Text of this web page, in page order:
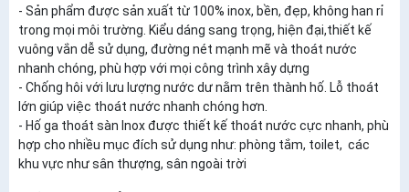
- Sản phẩm được sản xuất từ 100% inox, bền, đẹp, không han rỉ
trong mọi môi trường. Kiểu dáng sang trọng, hiện đại,thiết kế
vuông vắn dễ sử dụng, đường nét mạnh mẽ và thoát nước
nhanh chóng, phù hợp với mọi công trình xây dựng
- Chống hôi với lưu lượng nước dư nằm trên thành hố. Lỗ thoát
lớn giúp việc thoát nước nhanh chóng hơn.
- Hố ga thoát sàn Inox được thiết kế thoát nước cực nhanh, phù
hợp cho nhiều mục đích sử dụng như: phòng tắm, toilet, các
khu vực như sân thượng, sân ngoài trời